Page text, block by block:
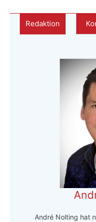
Redaktion
André Nolting hat